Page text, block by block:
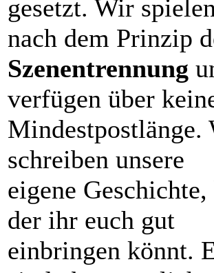
gesetzt. Wir spielen
nach dem Prinzip
Szenentrennung
verfügen über
Mindestpostlänge.
schreiben unsere
eigene Geschichte,
der ihr euch gut
einbringen könnt.